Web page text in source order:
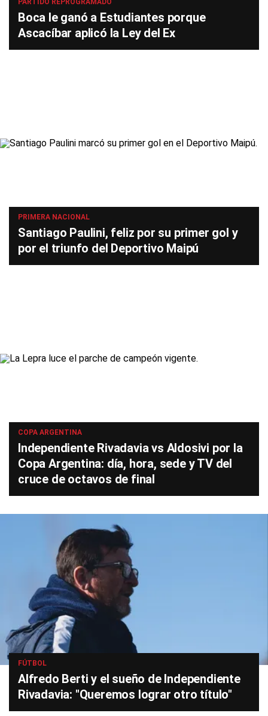
PARTIDO REPROGRAMADO
Boca le ganó a Estudiantes porque
Ascacíbar aplicó la Ley del Ex
PRIMERA NACIONAL
Santiago Paulini, feliz por su primer gol y
por el triunfo del Deportivo Maipú
COPA ARGENTINA
Independiente Rivadavia vs Aldosivi por la
Copa Argentina: día, hora, sede y TV del
cruce de octavos de final
FÚTBOL
Alfredo Berti y el sueño de Independiente
Rivadavia: "Queremos lograr otro título"